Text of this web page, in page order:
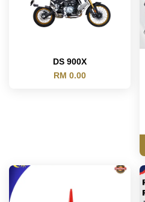
DS 900X
RM 0.00